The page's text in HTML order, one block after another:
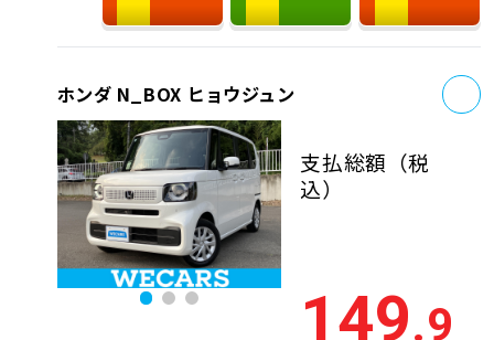
ホンダ N_BOX ヒョウジュン
支払総額 （税
込）
149.9